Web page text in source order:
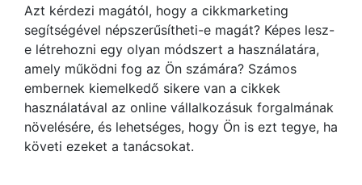
Azt kérdezi magától, hogy a cikkmarketing
segítségével népszerűsítheti-e magát? Képes lesz-
e létrehozni egy olyan módszert a használatára,
amely működni fog az Ön számára? Számos
embernek kiemelkedő sikere van a cikkek
használatával az online vállalkozásuk forgalmának
növelésére, és lehetséges, hogy Ön is ezt tegye, ha
követi ezeket a tanácsokat.